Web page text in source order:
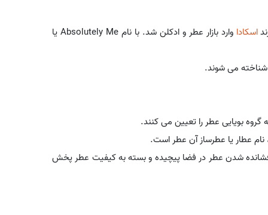
اسکادا وارد بازار عطر و ادکلن شد. با نام Absolutely Me یا
شناخته می شوند.
بویایی عطر را تعیین می کنند.
عطار یا عطرساز آن عطر است.
شدن عطر در فضا پیچیده و بسته به کیفیت عطر پخش